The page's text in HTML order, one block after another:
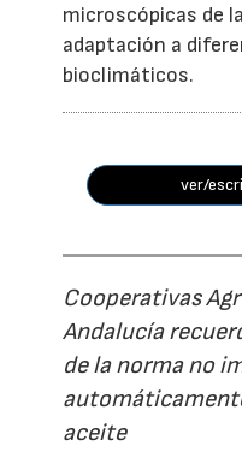
microscópicas de
adaptación a
bioclimáticos.
ver/
Cooperativas
Andalucía
de la norma no
aceite